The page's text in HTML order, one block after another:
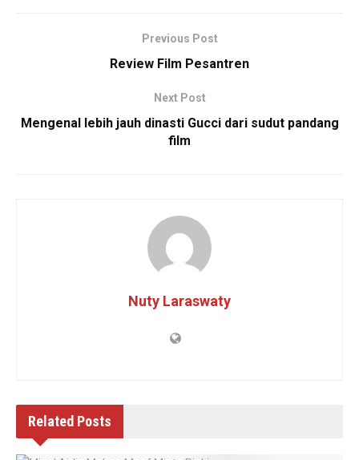
Previous Post
Review Film Pesantren
Next Post
Mengenal lebih jauh dinasti Gucci dari sudut pandang
film
Nuty Laraswaty
Related Posts